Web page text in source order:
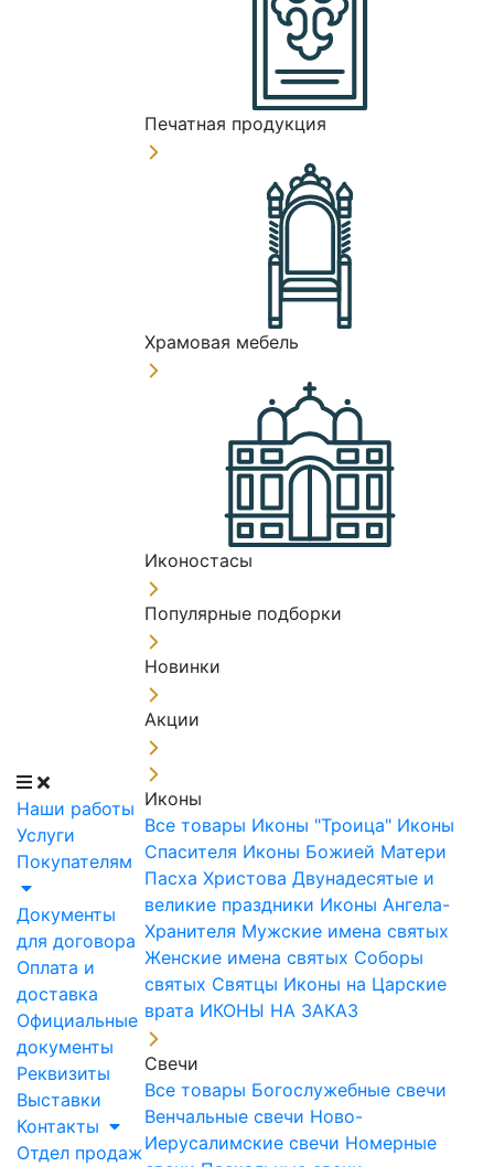
Наши работы
Услуги
Покупателям
Документы
для договора
Оплата и
доставка
Официальные
документы
Реквизиты
Выставки
Контакты
Отдел продаж
Печатная продукция
Храмовая мебель
Иконостасы
Популярные подборки
Новинки
Акции
Иконы
Все товары Иконы "Троица" Иконы
Спасителя Иконы Божией Матери
Пасха Христова Двунадесятые и
великие праздники Иконы Ангела-
Хранителя Мужские имена святых
Женские имена святых Соборы
святых Святцы Иконы на Царские
врата ИКОНЫ НА ЗАКАЗ
Свечи
Все товары Богослужебные свечи
Венчальные свечи Ново-
Иерусалимские свечи Номерные